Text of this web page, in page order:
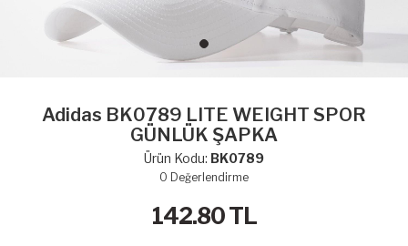
Adidas BK0789 LITE WEIGHT SPOR
GÜNLÜK ŞAPKA
Ürün Kodu: BK0789
0 Değerlendirme
142.80TL